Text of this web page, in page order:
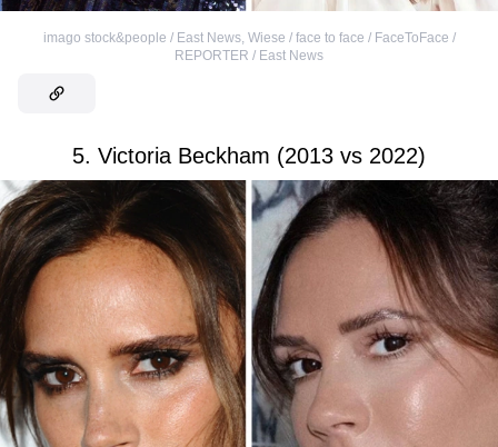
imago stock&people / East News, Wiese / face to face / FaceToFace /
REPORTER / East News
5. Victoria Beckham (2013 vs 2022)